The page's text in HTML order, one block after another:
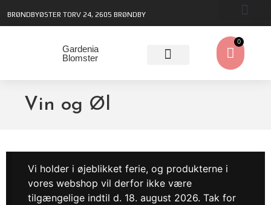
BRØNDBYØSTER TORV 24, 2605 BRØNDBY
Gardenia
Blomster
0
Vin og Øl
Vi holder i øjeblikket ferie, og produkterne i
vores webshop vil derfor ikke være
tilgængelige indtil d. 18. august 2026. Tak for